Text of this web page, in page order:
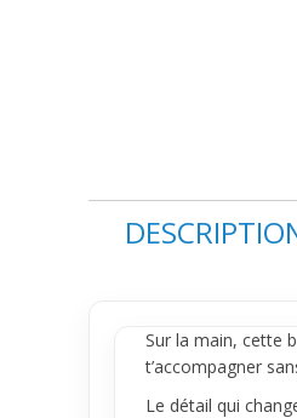
Sur la main, cette
t’accompagner
Le détail qui